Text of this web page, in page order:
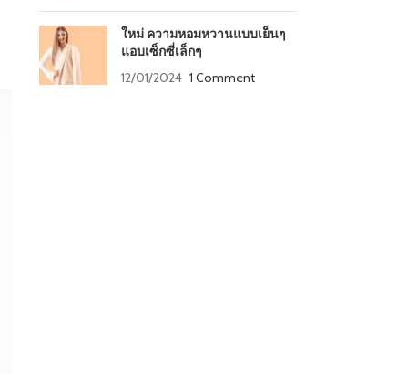
ใหม่ ความหอมหวานแบบเย็นๆ
แอบเซ็กซี่เล็กๆ
12/01/2024 1 Comment